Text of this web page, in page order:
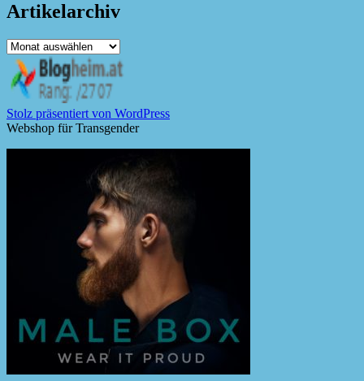
Artikelarchiv
Artikelarchiv
Stolz präsentiert von WordPress
Webshop für Transgender